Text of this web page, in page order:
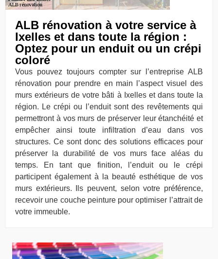
ALB rénovation à votre service à
Ixelles et dans toute la région :
Optez pour un enduit ou un crépi
coloré
Vous pouvez toujours compter sur l’entreprise ALB
rénovation pour prendre en main l’aspect visuel des
murs extérieurs de votre bâti à Ixelles et dans toute la
région. Le crépi ou l’enduit sont des revêtements qui
permettront à vos murs de préserver leur étanchéité et
empêcher ainsi toute infiltration d’eau dans vos
structures. Ce sont donc des solutions efficaces pour
préserver la durabilité de vos murs face aléas du
temps. En tant que finition, l’enduit ou le crépi
participent également à la beauté esthétique de vos
murs extérieurs. Ils peuvent, selon votre préférence,
recevoir une couche peinture pour optimiser l’attrait de
votre immeuble.